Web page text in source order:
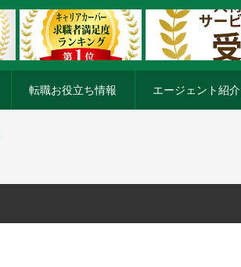
転職お役立ち情報 エージェント紹介